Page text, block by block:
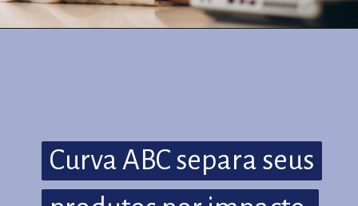
Curva ABC separa seus
Curva ABC separa seus